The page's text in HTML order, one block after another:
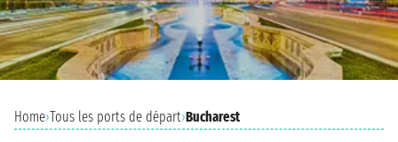
Home›Tous les ports de départ›Bucharest